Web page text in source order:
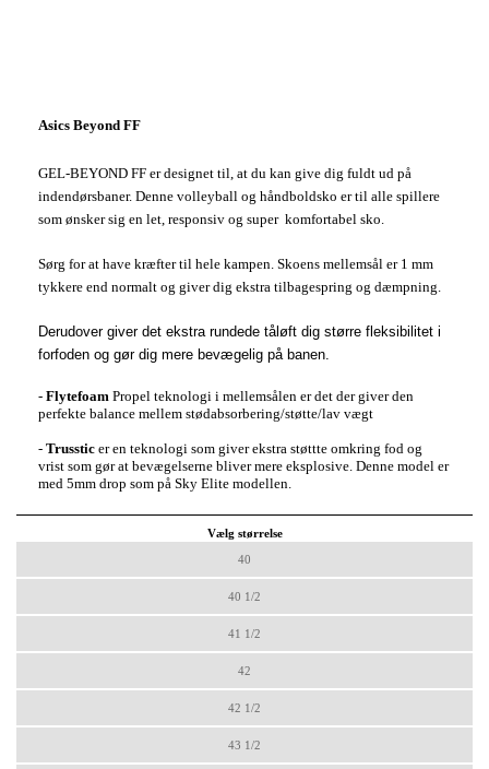
Asics Beyond FF
GEL-BEYOND FF er designet til, at du kan give dig fuldt ud på
indendørsbaner. Denne volleyball og håndboldsko er til alle spillere
som ønsker sig en let, responsiv og super komfortabel sko.
Sørg for at have kræfter til hele kampen. Skoens mellemsål er 1 mm
tykkere end normalt og giver dig ekstra tilbagespring og dæmpning.
Derudover giver det ekstra rundede tåløft dig større fleksibilitet i
forfoden og gør dig mere bevægelig på banen.
- Flytefoam Propel teknologi i mellemsålen er det der giver den
perfekte balance mellem stødabsorbering/støtte/lav vægt
- Trusstic er en teknologi som giver ekstra støttte omkring fod og
vrist som gør at bevægelserne bliver mere eksplosive. Denne model er
med 5mm drop som på Sky Elite modellen.
Vælg størrelse
40
40 1/2
41 1/2
42
42 1/2
43 1/2